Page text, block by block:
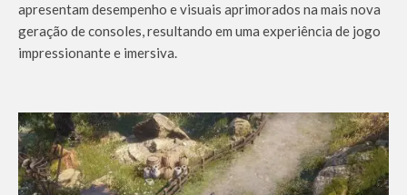
apresentam desempenho e visuais aprimorados na mais nova
geração de consoles, resultando em uma experiência de jogo
impressionante e imersiva.